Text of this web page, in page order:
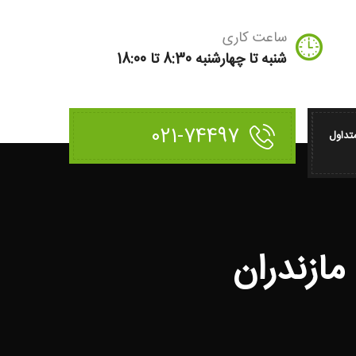
ساعت کاری
شنبه تا چهارشنبه 8:30 تا 18:00
021-74497